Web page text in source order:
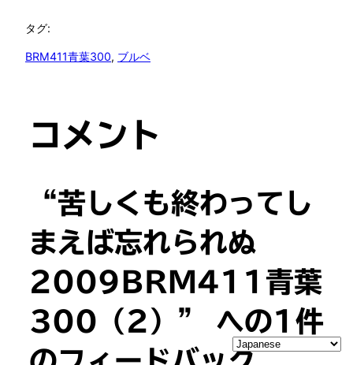
タグ:
BRM411青葉300, ブルベ
コメント
“苦しくも終わってし
まえば忘れられぬ
2009BRM411青葉
300（2）” への1件